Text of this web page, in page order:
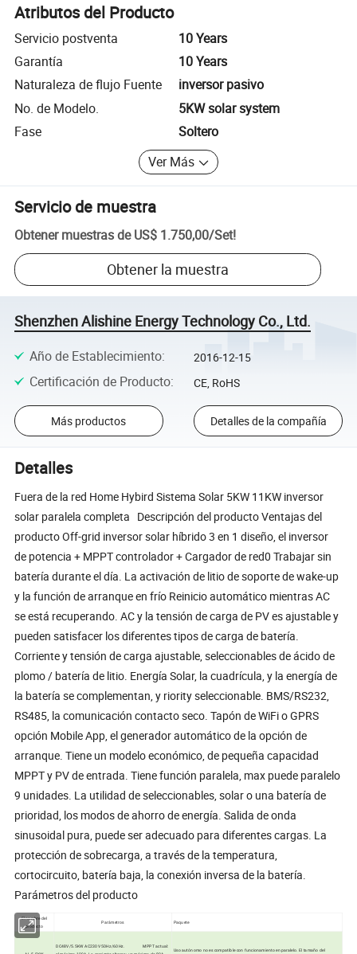
Atributos del Producto
Servicio postventa
10 Years
Garantía
10 Years
Naturaleza de flujo Fuente
inversor pasivo
No. de Modelo.
5KW solar system
Fase
Soltero
Ver Más
Servicio de muestra
Obtener muestras de US$ 1.750,00/Set!
Obtener la muestra
Shenzhen Alishine Energy Technology Co., Ltd.
Año de Establecimiento: 2016-12-15
Certificación de Producto: CE, RoHS
Más productos Detalles de la compañía
Detalles
Fuera de la red Home Hybird Sistema Solar 5KW 11KW inversor
solar paralela completa Descripción del producto Ventajas del
producto Off-grid inversor solar híbrido 3 en 1 diseño, el inversor
de potencia + MPPT controlador + Cargador de red0 Trabajar sin
batería durante el día. La activación de litio de soporte de wake-up
y la función de arranque en frío Reinicio automático mientras AC
se está recuperando. AC y la tensión de carga de PV es ajustable y
pueden satisfacer los diferentes tipos de carga de batería.
Corriente y tensión de carga ajustable, seleccionables de ácido de
plomo / batería de litio. Energía Solar, la cuadrícula, y la energía de
la batería se complementan, y riority seleccionable. BMS/RS232,
RS485, la comunicación contacto seco. Tapón de WiFi o GPRS
opción Mobile App, el generador automático de la opción de
arranque. Tiene un modelo económico, de pequeña capacidad
MPPT y PV de entrada. Tiene función paralela, max puede paralelo
9 unidades. La utilidad de seleccionables, solar o una batería de
prioridad, los modos de ahorro de energía. Salida de onda
sinusoidal pura, puede ser adecuado para diferentes cargas. La
protección de sobrecarga, a través de la temperatura,
cortocircuito, batería baja, la conexión inversa de la batería.
Parámetros del producto
El nombre del
producto
Parámetros Paquete
DC48V/5.5KW AC230V 50Hz/60Hz. MPPT actual:
Uso autónomo no es compatible con funcionamiento en paralelo. El tamaño del